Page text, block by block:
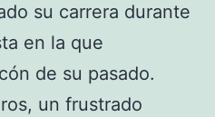
su carrera durante
en la que
de su pasado.
un frustrado